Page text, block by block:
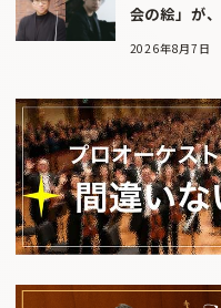
会の絵」が
2026年8月7日